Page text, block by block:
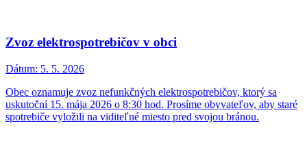
Zvoz elektrospotrebičov v obci
Dátum: 5. 5. 2026
Obec oznamuje zvoz nefunkčných elektrospotrebičov, ktorý sa
uskutoční 15. mája 2026 o 8:30 hod. Prosíme obyvateľov, aby staré
spotrebiče vyložili na viditeľné miesto pred svojou bránou.